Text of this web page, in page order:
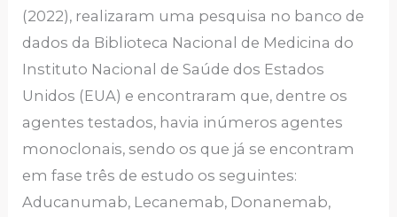
(2022), realizaram uma pesquisa no banco de
dados da Biblioteca Nacional de Medicina do
Instituto Nacional de Saúde dos Estados
Unidos (EUA) e encontraram que, dentre os
agentes testados, havia inúmeros agentes
monoclonais, sendo os que já se encontram
em fase três de estudo os seguintes:
Aducanumab, Lecanemab, Donanemab,